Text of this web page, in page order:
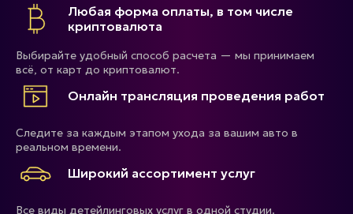
Любая форма оплаты, в том числе
криптовалюта
Выбирайте удобный способ расчета — мы принимаем
всё, от карт до криптовалют.
Онлайн трансляция проведения работ
Следите за каждым этапом ухода за вашим авто в
реальном времени.
Широкий ассортимент услуг
Все виды детейлинговых услуг в одной студии.